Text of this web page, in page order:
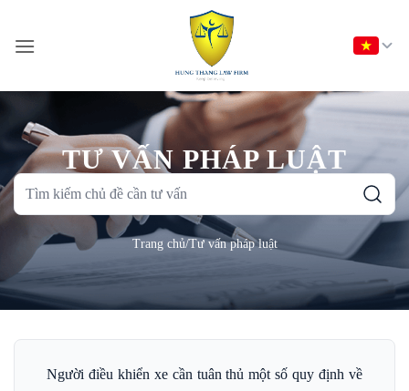
nội
TƯ VẤN PHÁP LUẬT
Tìm
chủ
đề
tư
Trang chủ/Tư vấn pháp luật
Người điều khiển xe cần tuân thủ một số quy định về